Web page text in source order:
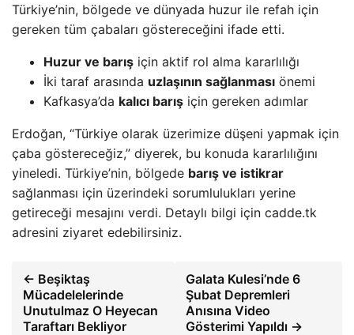
Türkiye’nin, bölgede ve dünyada huzur ile refah için
gereken tüm çabaları göstereceğini ifade etti.
Huzur ve barış için aktif rol alma kararlılığı
İki taraf arasında uzlaşının sağlanması önemi
Kafkasya’da kalıcı barış için gereken adımlar
Erdoğan, “Türkiye olarak üzerimize düşeni yapmak için
çaba göstereceğiz,” diyerek, bu konuda kararlılığını
yineledi. Türkiye’nin, bölgede barış ve istikrar
sağlanması için üzerindeki sorumlulukları yerine
getireceği mesajını verdi. Detaylı bilgi için cadde.tk
adresini ziyaret edebilirsiniz.
← Beşiktaş
Mücadelelerinde
Unutulmaz O Heyecan
Taraftarı Bekliyor
Galata Kulesi’nde 6
Şubat Depremleri
Anısına Video
Gösterimi Yapıldı →